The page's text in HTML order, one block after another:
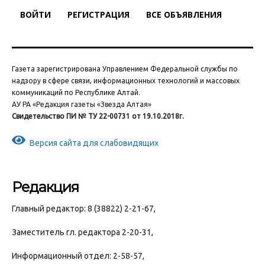
ВОЙТИ РЕГИСТРАЦИЯ ВСЕ ОБЪЯВЛЕНИЯ
Газета зарегистрирована Управлением Федеральной службы по
надзору в сфере связи, информационных технологий и массовых
коммуникаций по Республике Алтай.
АУ РА «Редакция газеты «Звезда Алтая»
Свидетельство ПИ № ТУ 22-00731 от 19.10.2018г.
Версия сайта для слабовидящих
Редакция
Главный редактор: 8 (38822) 2-21-67,
Заместитель гл. редактора 2-20-31,
Информационный отдел: 2-58-57,